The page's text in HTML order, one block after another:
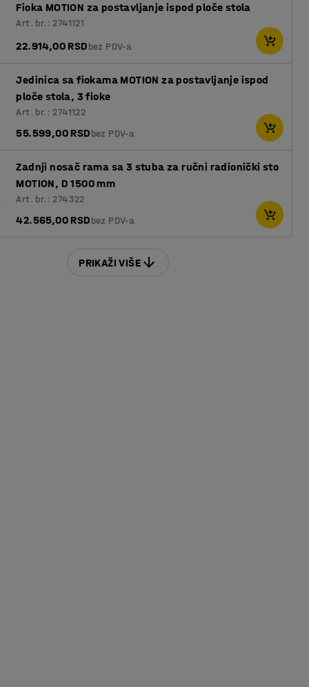
Fioka MOTION za postavljanje ispod ploče stola
Art. br.: 2741121
22.914,00 RSDbez PDV-a
Jedinica sa fiokama MOTION za postavljanje ispod
ploče stola, 3 fioke
Art. br.: 2741122
55.599,00 RSDbez PDV-a
Zadnji nosač rama sa 3 stuba za ručni radionički sto
MOTION, D 1500 mm
Art. br.: 274322
42.565,00 RSDbez PDV-a
PRIKAŽI VIŠE